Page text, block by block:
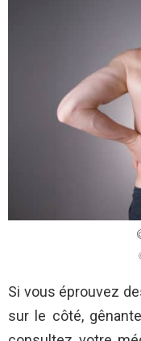
Si vous éprouvez
sur le côté,